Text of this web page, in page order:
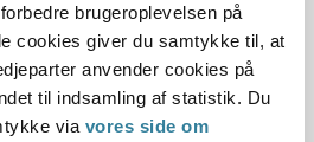
brugeroplevelsen på
cookies giver du samtykke til, at
anvender cookies på
til indsamling af statistik. Du
via vores side om